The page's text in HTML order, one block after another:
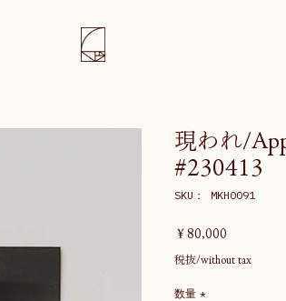
現われ/
#230413
SKU： MKH0091
￥80,000
税抜/without tax
数量 *